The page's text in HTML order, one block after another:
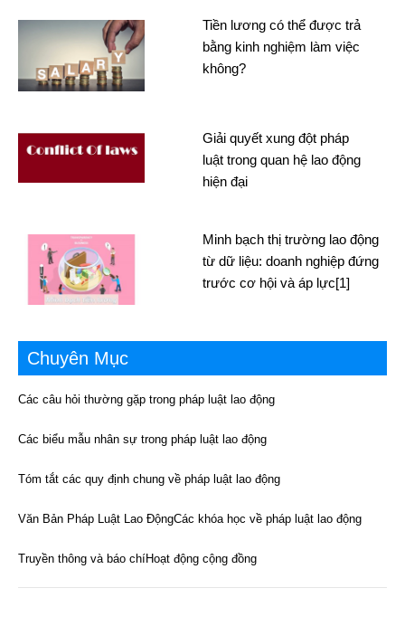
Tiền lương có thể được trả
bằng kinh nghiệm làm việc
không?
Giải quyết xung đột pháp
luật trong quan hệ lao động
hiện đại
Minh bạch thị trường lao động
từ dữ liệu: doanh nghiệp đứng
trước cơ hội và áp lực[1]
Chuyên Mục
Các câu hỏi thường gặp trong pháp luật lao động
Các biểu mẫu nhân sự trong pháp luật lao động
Tóm tắt các quy định chung về pháp luật lao động
Văn Bản Pháp Luật Lao ĐộngCác khóa học về pháp luật lao động
Truyền thông và báo chíHoạt động cộng đồng